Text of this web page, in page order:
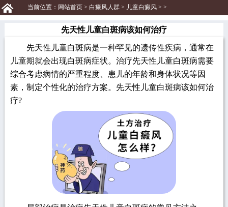
当前位置： 网站首页> 白癜风人群> 儿童白癜风> >
先天性儿童白斑病该如何治疗
先天性儿童白斑病是一种罕见的遗传性疾病，通常在
儿童期就会出现白斑病症状。治疗先天性儿童白斑病需要
综合考虑病情的严重程度、患儿的年龄和身体状况等因
素，制定个性化的治疗方案。先天性儿童白斑病该如何治
疗?